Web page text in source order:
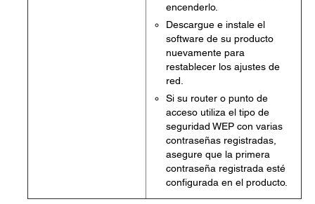
encenderlo.
Descargue e instale el
software de su producto
nuevamente para
restablecer los ajustes de
red.
Si su router o punto de
acceso utiliza el tipo de
seguridad WEP con varias
contraseñas registradas,
asegure que la primera
contraseña registrada esté
configurada en el producto.